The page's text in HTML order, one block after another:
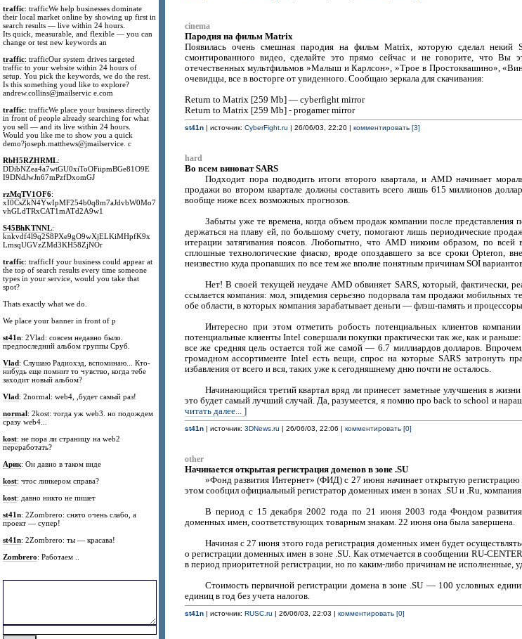
traffic: trafficWe help businesses dominate
their local market online by showing up first in
search results — live within 24 hours.
Its quick, measurable, and flexible — you can
change or test new keywords an
traffic: trafficOur system drives targeted
traffic to your website within 24 hours of
setup. You pick the keywords, we do the rest.
Is this something youd like to explore?
andrew.collins@jmailservic e.com
traffic: trafficWe place your business directly
in front of people already searching for what
you sell — and its live within 24 hours.
Would you like me to show you a quick
demo?joseph.matthews@jmailservice. c
RbH5RZHRML:
DDibNZea4a7wtGU0xiToOFiipmBGe81O9E
I9DNdJwJn67mPzfDxomGJ
rzMqTV1OF6:
xI0CsZkN4YwIpMF254b0q8m7aJdvbW0Mo7
vhGLdTRxCAT1mATd2A9w1
S45BhKTNNL:
knkvdf4l9q2S8PXe9gO9wXjELKiMHpfK9x
LmsqUGVzZMd3KH58ZjNOr
traffic: trafficIf your business could appear at
the top of search results every time someone
types in your service, would you take that
spot?
Thats exactly what we do.
We place your banner in front of p
st41n: 2Vlad: совсем недавно было.
предпоследний альбом группы Сруб.
Vlad: Слушаю Радиохэд, вспоминаю... Кто-
нибудь еще помнит то чувство, когда тебе
заходит новый альбом?
Vlad: 2normal: web4, ,будет самый раз!
normal: 2kost: тогда уж web3. но подождем
сразу web4...
kost: не пора ли страницу на web2
переработать?
Арик: Он давно в таком виде
kost: чтос линкером справа?
kost: давно никто не пишет
st41n: 2Zombrero: снято очень слабо, а
проект — супер!
st41n: 2Zombrero: ты — красава!
Zombrero: Работаем ..
cinema
Пародия на фильм Matrix
Появилась очень смешная пародия на фильм Matrix, которую сделал
смонтированного видео, сделайте это прямо сейчас и не говорите, что Вы
отечественных мультфильмов »Малыш и Карлсон», »Трое в Простоквашино»,
очевидцы, все в восторге от увиденного. Сообщаю зеркала для скачивания:
Return to Matrix [259 Mb] — cyberfight mirror
Return to Matrix [259 Mb] - progamer mirror
st41n| источник: CyberFight.ru | 26/06/03, 22:20 | комментировать [3]
hard
Во всем виноват SARS
Подходит пора подводить итоги второго квартала, и AMD начинает
продажи во втором квартале должны составить всего лишь 615 миллионов
вообще ниже всех возможных прогнозов.
Забыты уже те времена, когда объем продаж компании после представления
держаться на плаву ей, по большому счету, помогают лишь периодические
итерации затягивания поясов. Любопытно, что AMD никоим образом, по
сплошные технологические фиаско, вроде опоздавшего за все сроки Opteron,
неизвестно куда пропавших по все тем же вполне понятным причинам SOI
Нет! В своей текущей неудаче AMD обвиняет SARS, который, фактически,
ссылается компания: мол, эпидемия серьезно подорвала там продажи мобильных
обе области, в которых компания зарабатывает деньги — флэш-память и
Интересно при этом отметить робость потенциальных клиентов
потенциальные клиенты Intel совершали покупки практически так же, как и
все же средняя цель остается той же самой — 6.7 миллиардов долларов.
громадном ассортименте Intel есть вещи, спрос на которые SARS затронуть
избавления от всего и вся, таких уже к сегодняшнему дню почти не осталось.
Начинающийся третий квартал вряд ли принесет заметные улучшения в
это будет самый лучший случай. Да, разумеется, я помню про back to school и
читать далее... ]
st41n| источник: 3DNews.ru | 26/06/03, 22:06 | комментировать [0]
other
Начинается открытая регистрация доменов в зоне .SU
»Фонд развития Интернет» (ФИД) с 27 июня начинает открытую
этом сообцил официальный регистратор доменных имен в зонах .SU и .Ru,
В период с 15 декабря 2002 года по 21 июня 2003 года Фондом развития
доменных имен, соответствующих товарным знакам. 22 июня она была завершена.
Начиная с 27 июня этого года регистрация доменных имен будет
о регистрации доменных имен в зоне .SU. Как отмечается в сообщении RU-
в период приоритетной регистрации, но по каким-либо причинам не исполненные,
Стоимость первичной регистрации домена в зоне .SU — 100 условных
единиц в год без учета налогов.
st41n| источник: RUSC.ru | 26/06/03, 22:03 | комментировать [0]